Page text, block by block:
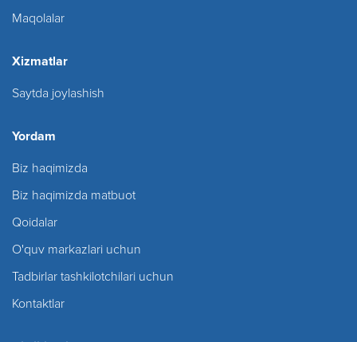
Maqolalar
Xizmatlar
Saytda joylashish
Yordam
Biz haqimizda
Biz haqimizda matbuot
Qoidalar
O'quv markazlari uchun
Tadbirlar tashkilotchilari uchun
Kontaktlar